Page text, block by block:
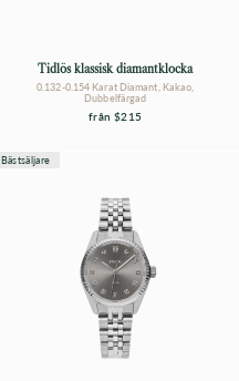
Tidlös klassisk diamantklocka
0.132-0.154 Karat Diamant, Kakao,
Dubbelfärgad
från $215
Bästsäljare